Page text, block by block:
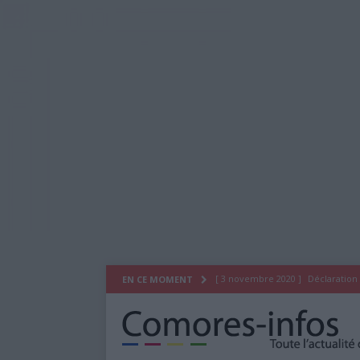
EN CE MOMENT [ 3 novembre 2020 ] Déclaration
[ 26 octobre 2019 ] As Salam